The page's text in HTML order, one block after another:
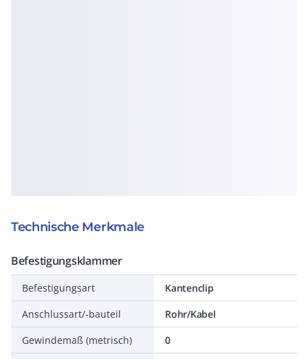
Technische Merkmale
Befestigungsklammer
Befestigungsart
Kantenclip
Anschlussart/-bauteil
Rohr/Kabel
Gewindemaß (metrisch)
0